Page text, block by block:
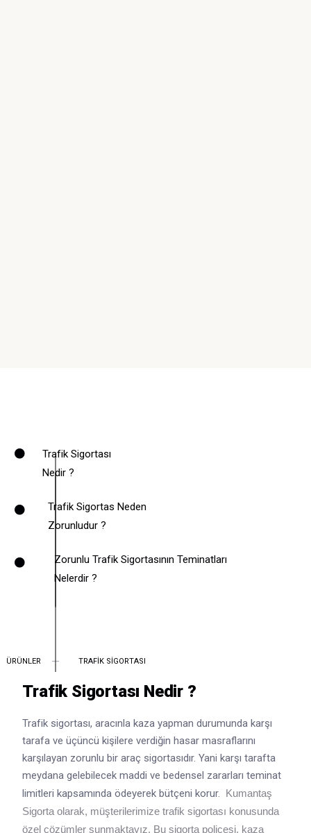
Trafik Sigortası
Nedir ?
Trafik Sigortas Neden
Zorunludur ?
Zorunlu Trafik Sigortasının Teminatları
Nelerdir ?
ÜRÜNLER TRAFİK SİGORTASI
Trafik Sigortası Nedir ?
Trafik sigortası, aracınla kaza yapman durumunda karşı
tarafa ve üçüncü kişilere verdiğin hasar masraflarını
karşılayan zorunlu bir araç sigortasıdır. Yani karşı tarafta
meydana gelebilecek maddi ve bedensel zararları teminat
limitleri kapsamında ödeyerek bütçeni korur. Kumantaş
Sigorta olarak, müşterilerimize trafik sigortası konusunda
özel çözümler sunmaktayız. Bu sigorta poliçesi, kaza